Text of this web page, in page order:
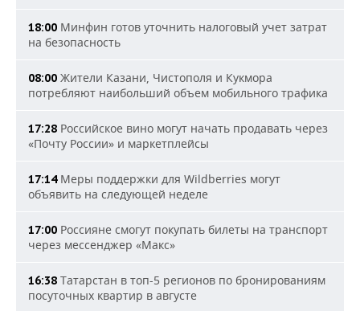
18:00 Минфин готов уточнить налоговый учет затрат
на безопасность
08:00 Жители Казани, Чистополя и Кукмора
потребляют наибольший объем мобильного трафика
17:28 Российское вино могут начать продавать через
«Почту России» и маркетплейсы
17:14Меры поддержки для Wildberries могут
объявить на следующей неделе
17:00 Россияне смогут покупать билеты на транспорт
через мессенджер «Макс»
16:38 Татарстан в топ-5 регионов по бронированиям
посуточных квартир в августе